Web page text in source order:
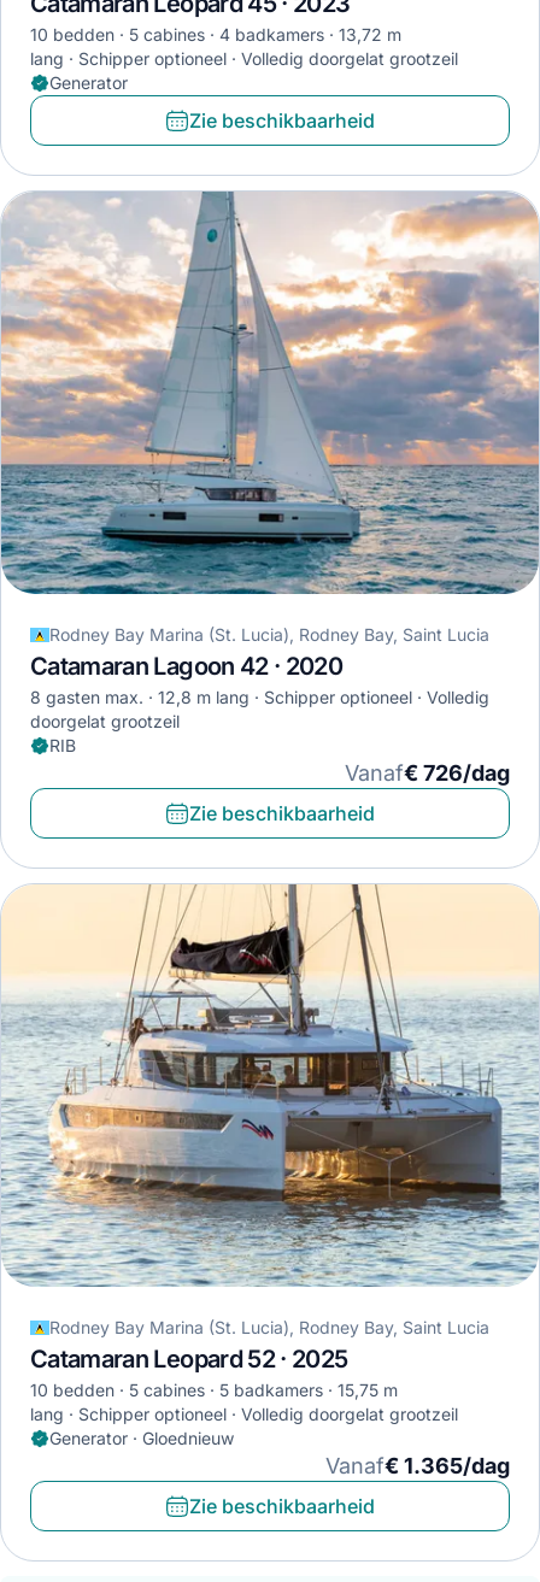
10 bedden 5 cabines 4 badkamers
13,72 m
lang
Schipper optioneel
Volledig doorgelat grootzeil
Generator
Zie beschikbaarheid
Rodney Bay Marina (St. Lucia), Rodney Bay, Saint Lucia
Catamaran Lagoon 42 · 2020
8 gasten max. 12,8 m lang Schipper optioneel
Volledig
doorgelat grootzeil
RIB
Vanaf€ 726/dag
Zie beschikbaarheid
Rodney Bay Marina (St. Lucia), Rodney Bay, Saint Lucia
Catamaran Leopard 52 · 2025
10 bedden 5 cabines 5 badkamers
15,75 m
lang
Schipper optioneel
Volledig doorgelat grootzeil
Generator · Gloednieuw
Vanaf€ 1.365/dag
Zie beschikbaarheid